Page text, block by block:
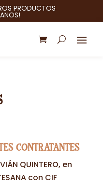
PRODUCTOS
CONTRATANTES
QUINTERO, en
con CIF